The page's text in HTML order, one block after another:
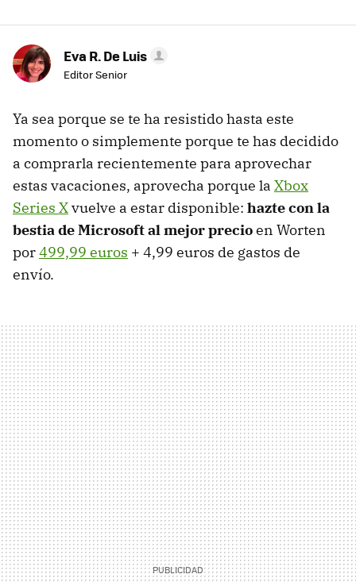
Eva R. De Luis
Editor Senior
Ya sea porque se te ha resistido hasta este
momento o simplemente porque te has decidido
a comprarla recientemente para aprovechar
estas vacaciones, aprovecha porque la Xbox
Series Xvuelve a estar disponible: hazte con la
bestia de Microsoft al mejor precioen Worten
por499,99 euros + 4,99 euros de gastos de
envío.